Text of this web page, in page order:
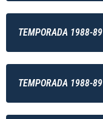
TEMPORADA 1988-89
TEMPORADA 1988-89